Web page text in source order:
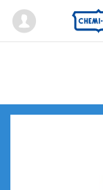
Mypage